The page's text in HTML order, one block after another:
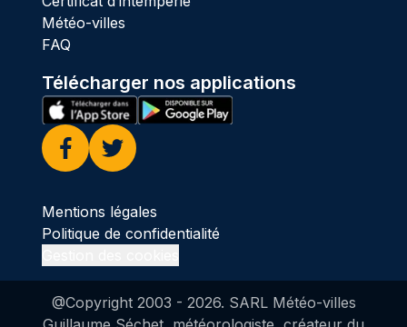
Météo-villes
FAQ
Télécharger nos applications
Facebook
Twitter
Mentions légales
Politique de confidentialité
@Copyright 2003 - 2026. SARL Météo-villes